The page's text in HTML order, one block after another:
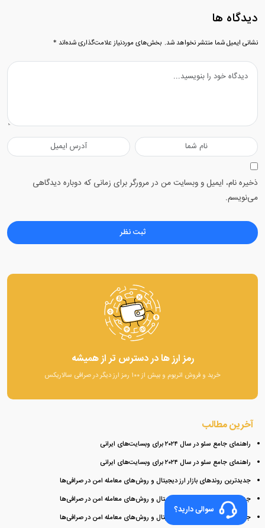
دیدگاه ها
نشانی ایمیل شما منتشر نخواهد شد. بخش‌های موردنیاز علامت‌گذاری شده‌اند *
ذخیره نام، ایمیل و وبسایت من در مرورگر برای زمانی که دوباره دیدگاهی
می‌نویسم.
رمز ارز ها در دسترس تر از همیشه
خرید و فروش اتریوم و بیش از ۱۰۰ رمز ارز دیگر در صرافی سالاریکس
آخرین مطالب
راهنمای جامع سئو در سال ۲۰۲۴ برای وبسایت‌های ایرانی
راهنمای جامع سئو در سال ۲۰۲۴ برای وبسایت‌های ایرانی
جدیدترین روندهای بازار ارز دیجیتال و روش‌های معامله امن در صرافی‌ها
جدیدترین روندهای بازار ارز دیجیتال و روش‌های معامله امن در صرافی‌ها
جدیدترین روندهای بازار ارز دیجیتال و روش‌های معامله امن در صرافی‌ها
سوالی دارید؟